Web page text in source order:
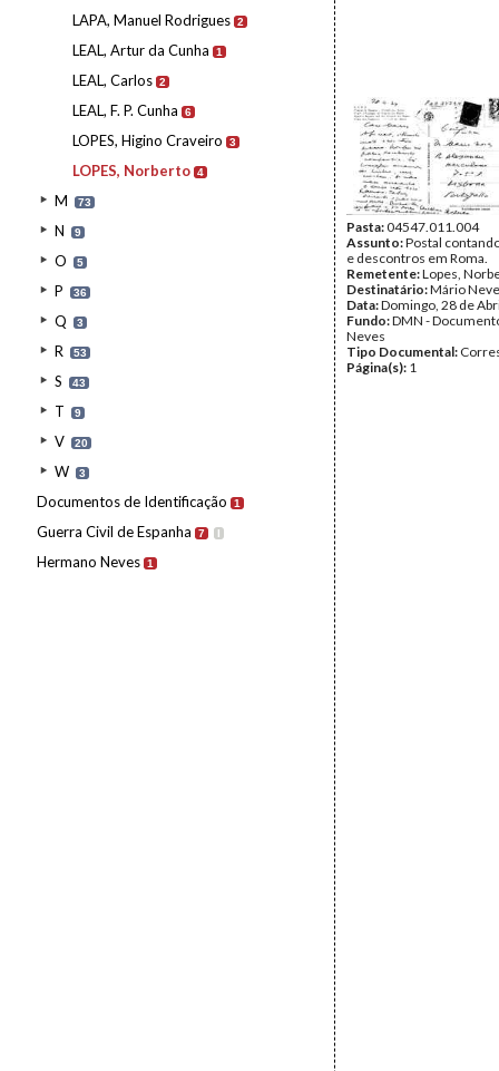
LAPA, Manuel Rodrigues 2
LEAL, Artur da Cunha 1
LEAL, Carlos 2
LEAL, F. P. Cunha 6
LOPES, Higino Craveiro 3
LOPES, Norberto 4
M 73
N 9
O 5
P 36
Q 3
R 53
S 43
T 9
V 20
W 3
Documentos de Identificação 1
Guerra Civil de Espanha 7 I
Hermano Neves 1
Pasta:04547.011.004
Assunto:Postal
e descontros em Roma.
Remetente:Lopes,
Destinatário:Mário
Data:Domingo, 28 de
Fundo:DMN -
Neves
Tipo Documental:
Página(s): 1